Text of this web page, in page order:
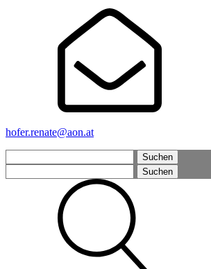
hofer.renate@aon.at
nach:
nach: